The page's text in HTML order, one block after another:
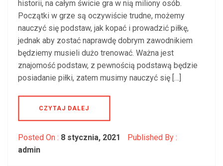
historii, na całym świcie gra w nią miliony osób.
Początki w grze są oczywiście trudne, możemy
nauczyć się podstaw, jak kopać i prowadzić piłkę,
jednak aby zostać naprawdę dobrym zawodnikiem
będziemy musieli dużo trenować. Ważna jest
znajomość podstaw, z pewnością podstawą będzie
posiadanie piłki, zatem musimy nauczyć się […]
CZYTAJ DALEJ
Posted On : 8 stycznia, 2021
Published By :
admin